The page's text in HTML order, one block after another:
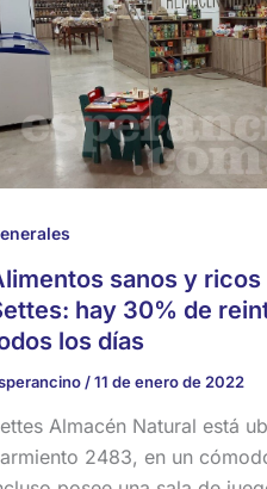
sanos y ricos
hay 30% de
los días
/11 de enero de 2022
Almacén Natural está
2483, en un